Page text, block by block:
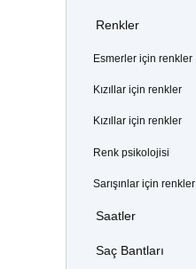
Renkler
Esmerler için renkler
Kızıllar için renkler
Kızıllar için renkler
Renk psikolojisi
Sarışınlar için renkler
Saatler
Saç Bantları